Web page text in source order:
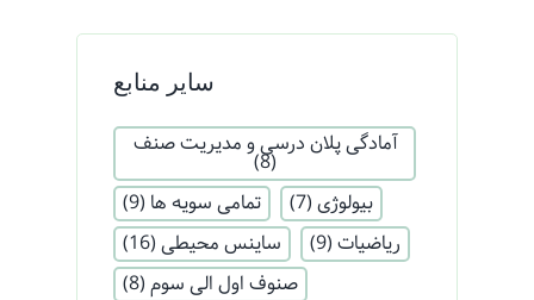
سایر منابع
آمادگی پلان درسی و مدیریت صنف
(8)
بیولوژی (7) تمامی سویه ها (9)
ریاضیات (9) ساینس محیطی (16)
صنوف اول الی سوم (8)